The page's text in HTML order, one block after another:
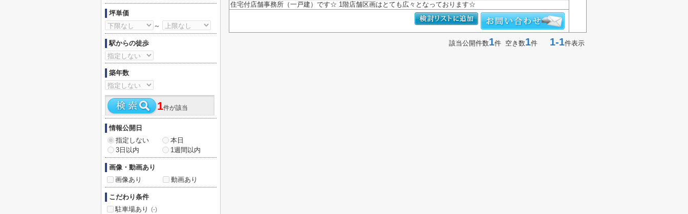
住宅付店舗事務所（一戸建）です☆ 1階店舗区画はとても広々となっております☆
該当公開件数1件 空き数1件 1-1件表示
坪単価
～
駅からの徒歩
築年数
1件が該当
情報公開日
指定しない
本日
3日以内
1週間以内
画像・動画あり
画像あり
動画あり
こだわり条件
駐車場あり
(-)